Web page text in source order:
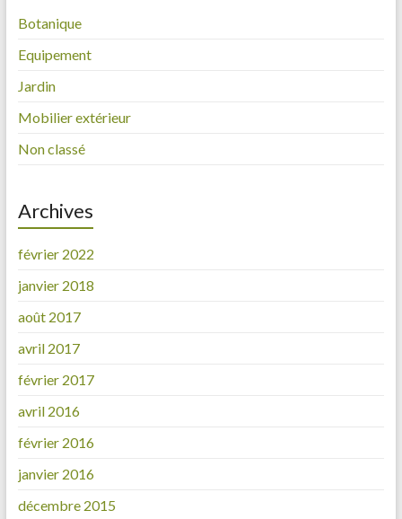
Botanique
Equipement
Jardin
Mobilier extérieur
Non classé
Archives
février 2022
janvier 2018
août 2017
avril 2017
février 2017
avril 2016
février 2016
janvier 2016
décembre 2015